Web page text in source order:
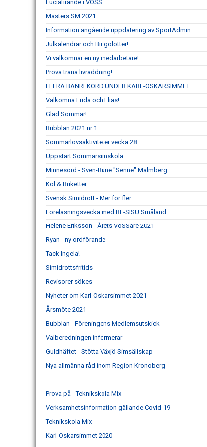
Luciafirande i VÖSS
Masters SM 2021
Information angående uppdatering av SportAdmin
Julkalendrar och Bingolotter!
Vi välkomnar en ny medarbetare!
Prova träna livräddning!
FLERA BANREKORD UNDER KARL-OSKARSIMMET
Välkomna Frida och Elias!
Glad Sommar!
Bubblan 2021 nr 1
Sommarlovsaktiviteter vecka 28
Uppstart Sommarsimskola
Minnesord - Sven-Rune "Senne" Malmberg
Kol & Briketter
Svensk Simidrott - Mer för fler
Föreläsningsvecka med RF-SISU Småland
Helene Eriksson - Årets VöSSare 2021
Ryan - ny ordförande
Tack Ingela!
Simidrottsfritids
Revisorer sökes
Nyheter om Karl-Oskarsimmet 2021
Årsmöte 2021
Bubblan - Föreningens Medlemsutskick
Valberedningen informerar
Guldhäftet - Stötta Växjö Simsällskap
Nya allmänna råd inom Region Kronoberg
Prova på - Teknikskola Mix
Verksamhetsinformation gällande Covid-19
Teknikskola Mix
Karl-Oskarsimmet 2020